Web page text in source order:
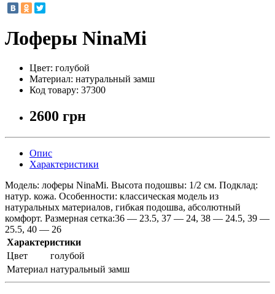
Лоферы NinaMi
Цвет: голубой
Материал: натуральный замш
Код товару: 37300
2600 грн
Опис
Характеристики
Модель: лоферы NinaMi. Высота подошвы: 1/2 см. Подклад:
натур. кожа. Особенности: классическая модель из
натуральных материалов, гибкая подошва, абсолютный
комфорт. Размерная сетка:36 — 23.5, 37 — 24, 38 — 24.5, 39 —
25.5, 40 — 26
Характеристики
Цвет
голубой
Материал натуральный замш